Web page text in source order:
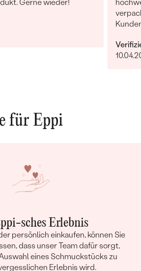
Gerne wieder!
sehr
für Eppi
sches Erlebnis
persönlich einkaufen, können Sie
dass unser Team dafür sorgt,
eines Schmuckstücks zu
Erlebnis wird.